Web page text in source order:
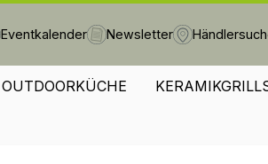
Eventkalender Newsletter
OUTDOORKÜCHE